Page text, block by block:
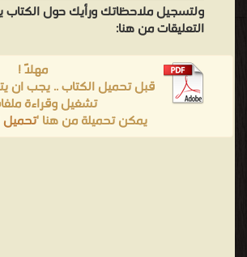
ولتسجيل ملاحظاتك ورأيك حول الكتاب
التعليقات من هنا:
مهلاً !
قبل تحميل الكتاب .. يجب ان
تشغيل وقراءة
يمكن تحميلة من هنا 'تحميل